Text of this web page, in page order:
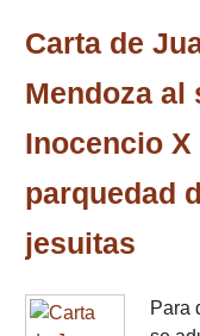
Carta de
Mendoza al
Inocencio
parquedad
jesuitas
Para